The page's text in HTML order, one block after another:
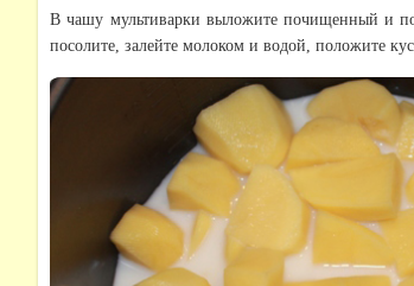
В чашу мультиварки выложите почищенный и
посолите, залейте молоком и водой, положите